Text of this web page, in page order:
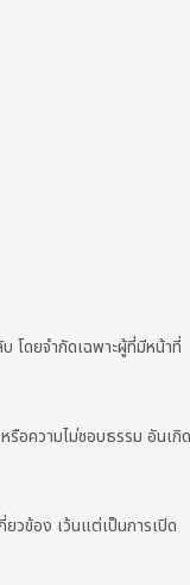
โดยจำกัดเฉพาะผู้ที่มีหน้าที่
รือความไม่ชอบธรรม อันเกิด
วข้อง เว้นแต่เป็นการเปิด